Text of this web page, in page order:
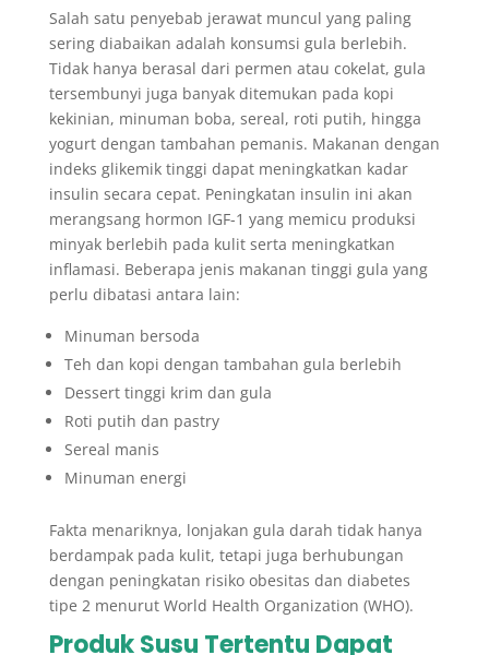
Salah satu penyebab jerawat muncul yang paling
sering diabaikan adalah konsumsi gula berlebih.
Tidak hanya berasal dari permen atau cokelat, gula
tersembunyi juga banyak ditemukan pada kopi
kekinian, minuman boba, sereal, roti putih, hingga
yogurt dengan tambahan pemanis. Makanan dengan
indeks glikemik tinggi dapat meningkatkan kadar
insulin secara cepat. Peningkatan insulin ini akan
merangsang hormon IGF-1 yang memicu produksi
minyak berlebih pada kulit serta meningkatkan
inflamasi. Beberapa jenis makanan tinggi gula yang
perlu dibatasi antara lain:
Minuman bersoda
Teh dan kopi dengan tambahan gula berlebih
Dessert tinggi krim dan gula
Roti putih dan pastry
Sereal manis
Minuman energi
Fakta menariknya, lonjakan gula darah tidak hanya
berdampak pada kulit, tetapi juga berhubungan
dengan peningkatan risiko obesitas dan diabetes
tipe 2 menurut World Health Organization (WHO).
Produk Susu Tertentu Dapat